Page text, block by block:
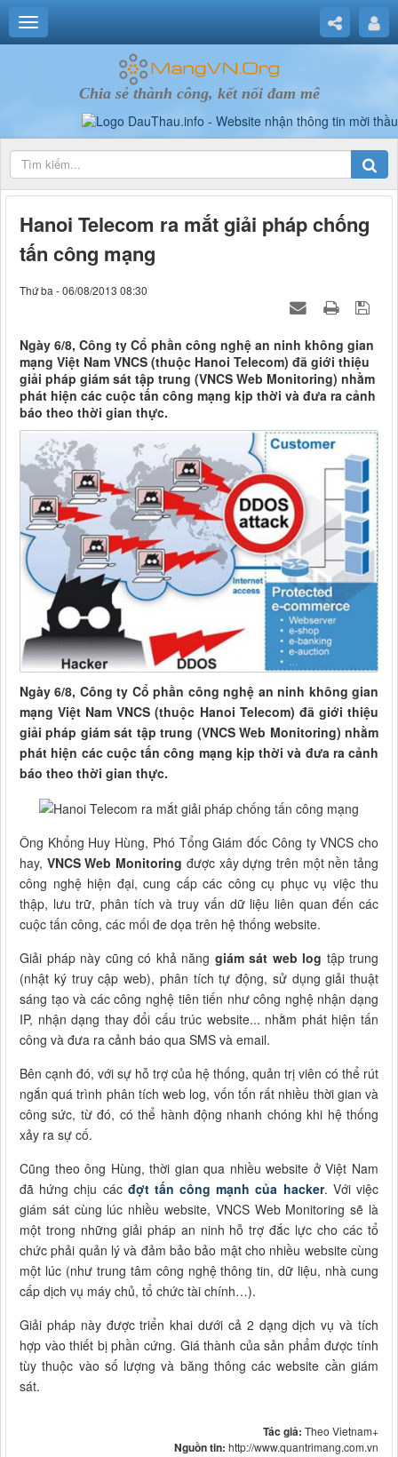
Chia sẻ thành công, kết nối đam mê
Hanoi Telecom ra mắt giải pháp chống
tấn công mạng
Thứ ba - 06/08/2013 08:30
Ngày 6/8, Công ty Cổ phần công nghệ an ninh không gian
mạng Việt Nam VNCS (thuộc Hanoi Telecom) đã giới thiệu
giải pháp giám sát tập trung (VNCS Web Monitoring) nhằm
phát hiện các cuộc tấn công mạng kịp thời và đưa ra cảnh
báo theo thời gian thực.
Ngày 6/8, Công ty Cổ phần công nghệ an ninh không gian
mạng Việt Nam VNCS (thuộc Hanoi Telecom) đã giới thiệu
giải pháp giám sát tập trung (VNCS Web Monitoring) nhằm
phát hiện các cuộc tấn công mạng kịp thời và đưa ra cảnh
báo theo thời gian thực.
Ông Khổng Huy Hùng, Phó Tổng Giám đốc Công ty VNCS cho
hay, VNCS Web Monitoring được xây dựng trên một nền tảng
công nghệ hiện đại, cung cấp các công cụ phục vụ việc thu
thập, lưu trữ, phân tích và truy vấn dữ liệu liên quan đến các
cuộc tấn công, các mối đe dọa trên hệ thống website.
Giải pháp này cũng có khả năng giám sát web log tập trung
(nhật ký truy cập web), phân tích tự động, sử dụng giải thuật
sáng tạo và các công nghệ tiên tiến như công nghệ nhận dạng
IP, nhận dạng thay đổi cấu trúc website... nhằm phát hiện tấn
công và đưa ra cảnh báo qua SMS và email.
Bên cạnh đó, với sự hỗ trợ của hệ thống, quản trị viên có thể rút
ngắn quá trình phân tích web log, vốn tốn rất nhiều thời gian và
công sức, từ đó, có thể hành động nhanh chóng khi hệ thống
xảy ra sự cố.
Cũng theo ông Hùng, thời gian qua nhiều website ở Việt Nam
đã hứng chịu các đợt tấn công mạnh của hacker. Với việc
giám sát cùng lúc nhiều website, VNCS Web Monitoring sẽ là
một trong những giải pháp an ninh hỗ trợ đắc lực cho các tổ
chức phải quản lý và đảm bảo bảo mật cho nhiều website cùng
một lúc (như trung tâm công nghệ thông tin, dữ liệu, nhà cung
cấp dịch vụ máy chủ, tổ chức tài chính…).
Giải pháp này được triển khai dưới cả 2 dạng dịch vụ và tích
hợp vào thiết bị phần cứng. Giá thành của sản phẩm được tính
tùy thuộc vào số lượng và băng thông các website cần giám
sát.
Tác giả: Theo Vietnam+
Nguồn tin: http://www.quantrimang.com.vn